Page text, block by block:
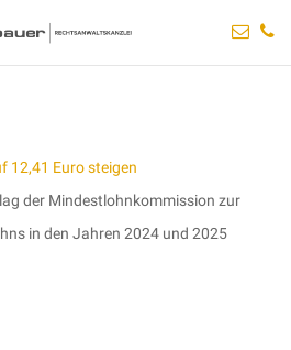
12,41 Euro steigen
der Mindestlohnkommission zur
in den Jahren 2024 und 2025